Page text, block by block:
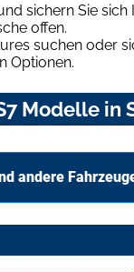
sichern Sie sich
offen.
suchen oder
Optionen.
Modelle
andere